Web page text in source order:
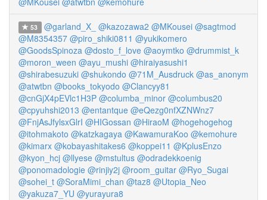
53 @garland_X_ @kazozawa2 @MKousei @sagtmod
@M8354357 @piro_shiki0811 @yukikomero
@GoodsSpinoza @dosto_f_love @aoymtko @drummist_k
@moron_ween @ayu_mushi @hiraiyasushi1
@shirabesuzuki @shukondo @71M_Ausdruck @as_anonym
@atwtbn @books_tokyodo @Clancyy81
@cnGjX4pEVlc1H3P @columba_minor @columbus20
@cpyuhshi2013 @entantque @eQezg0nfXZNWnz7
@FnjAsJfylsxGlrI @HIGossan @HiraoM @hogehogehog
@itohmakoto @katzkagaya @KawamuraKoo @kemohure
@kimarx @kobayashitakes6 @koppei11 @KplusEnzo
@kyon_hcj @llyese @mstultus @odradekkoenig
@ponomadologie @rinjiy2j @room_guitar @Ryo_Sugai
@sohei_t @SoraMimi_chan @taz8 @Utopia_Neo
@yakuza7_YU @yurayura8